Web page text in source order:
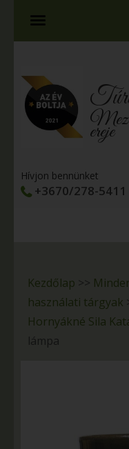
ereje
Hívjon bennünket
+3670/278-5411
Kezdőlap >>
használati tárgyak
Hornyákné Sila
lámpa